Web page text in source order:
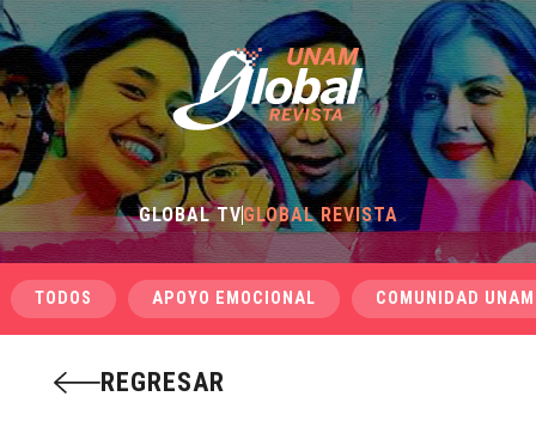
GLOBAL TVGLOBAL REVISTA
TODOS APOYO EMOCIONAL COMUNIDAD UNAM
REGRESAR